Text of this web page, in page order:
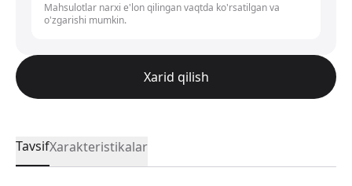
Mahsulotlar narxi e'lon qilingan vaqtda ko'rsatilgan va
o'zgarishi mumkin.
Xarid qilish
TavsifXarakteristikalar